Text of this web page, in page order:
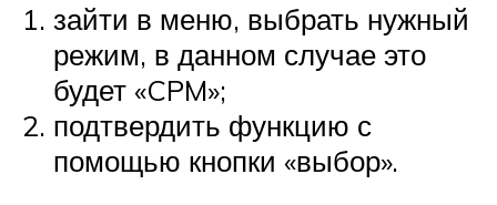
зайти в меню, выбрать нужный
режим, в данном случае это
будет «CPM»;
подтвердить функцию с
помощью кнопки «выбор».